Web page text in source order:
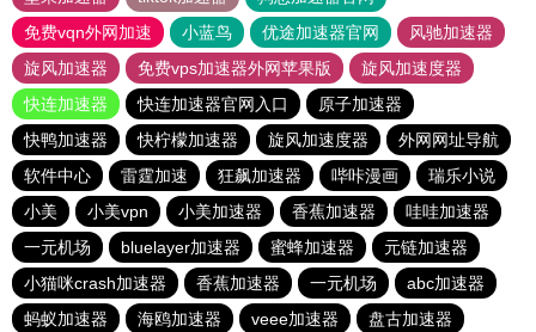
免费vqn外网加速
小蓝鸟 优途加速器官网
风驰加速器
旋风加速器
免费vps加速器外网苹果版
旋风加速度器
快连加速器
快连加速器官网入口
原子加速器
快鸭加速器
快柠檬加速器 旋风加速度器
外网网址导航
软件中心
雷霆加速 狂飙加速器 哔咔漫画
瑞乐小说
小美
小美vpn 小美加速器 香蕉加速器
哇哇加速器
一元机场
bluelayer加速器 蜜蜂加速器
元链加速器
小猫咪crash加速器
香蕉加速器 一元机场
abc加速器
蚂蚁加速器
海鸥加速器 veee加速器 盘古加速器